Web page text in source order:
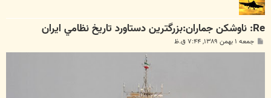
Re: ناوشکن جماران:بزرگترين دستاورد تاريخ نظامي ايران
جمعه ۱ بهمن ۱۳۸۹, ۷:۴۴ ق.ظ